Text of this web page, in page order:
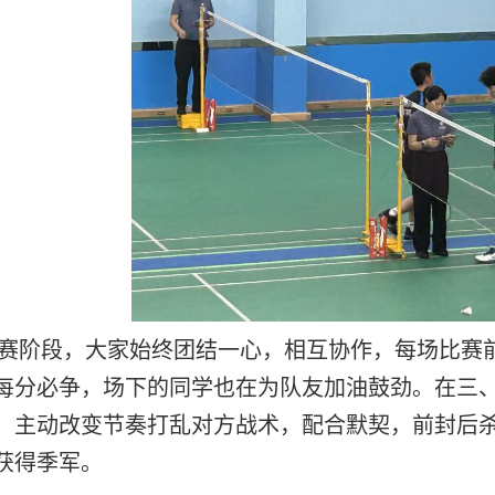
阶段，大家始终团结一心，相互协作，每场比赛
分必争，场下的同学也在为队友加油鼓劲。在三
主动改变节奏打乱对方战术，配合默契，前封后
得季军。